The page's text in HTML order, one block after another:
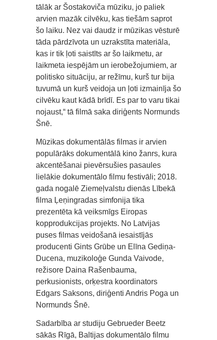
tālāk ar Šostakoviča mūziku, jo paliek
arvien mazāk cilvēku, kas tiešām saprot
šo laiku. Nez vai daudz ir mūzikas vēsturē
tāda pārdzīvota un uzrakstīta materiāla,
kas ir tik ļoti saistīts ar šo laikmetu, ar
laikmeta iespējām un ierobežojumiem, ar
politisko situāciju, ar režīmu, kurš tur bija
tuvumā un kurš veidoja un ļoti izmainīja šo
cilvēku kaut kādā brīdī. Es par to varu tikai
nojaust,“ tā filmā saka diriģents Normunds
Šnē.
Mūzikas dokumentālās filmas ir arvien
populārāks dokumentālā kino žanrs, kura
akcentēšanai pievērsušies pasaules
lielākie dokumentālo filmu festivāli; 2018.
gada nogalē Ziemeļvalstu dienās Lībekā
filma Ļeņingradas simfonija tika
prezentēta kā veiksmīgs Eiropas
kopprodukcijas projekts. No Latvijas
puses filmas veidošanā iesaistījās
producenti Gints Grūbe un Elīna Gediņa-
Ducena, muzikoloģe Gunda Vaivode,
režisore Daina Rašenbauma,
perkusionists, orķestra koordinators
Edgars Saksons, diriģenti Andris Poga un
Normunds Šnē.
Sadarbība ar studiju Gebrueder Beetz
sākās Rīgā, Baltijas dokumentālo filmu